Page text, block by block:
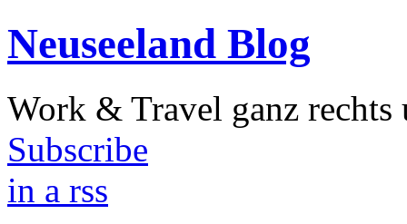
Neuseeland Blog
Work & Travel ganz rechts
Subscribe
in a rss